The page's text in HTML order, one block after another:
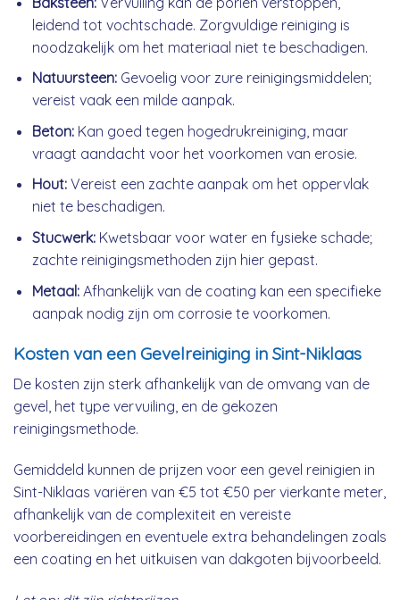
leidend tot vochtschade. Zorgvuldige reiniging is
noodzakelijk om het materiaal niet te beschadigen.
Natuursteen:Gevoelig voor zure reinigingsmiddelen;
vereist vaak een milde aanpak.
Beton:Kan goed tegen hogedrukreiniging, maar
vraagt aandacht voor het voorkomen van erosie.
Hout:Vereist een zachte aanpak om het oppervlak
niet te beschadigen.
Stucwerk:Kwetsbaar voor water en fysieke schade;
zachte reinigingsmethoden zijn hier gepast.
Metaal:Afhankelijk van de coating kan een specifieke
aanpak nodig zijn om corrosie te voorkomen.
Kosten van een Gevelreiniging in Sint-Niklaas
De kosten zijn sterk afhankelijk van de omvang van de
gevel, het type vervuiling, en de gekozen
reinigingsmethode.
Gemiddeld kunnen de prijzen voor een gevel reinigien in
Sint-Niklaas variëren van €5 tot €50 per vierkante meter,
afhankelijk van de complexiteit en vereiste
voorbereidingen en eventuele extra behandelingen zoals
een coating en het uitkuisen van dakgoten bijvoorbeeld.